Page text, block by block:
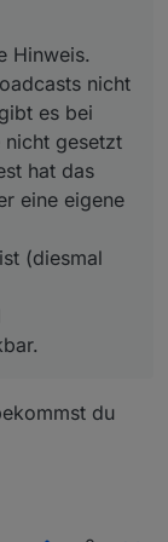
eine eigene
(diesmal dann
Hinweis.
nicht
es bei
nicht gesetzt
hat das
eine eigene
(diesmal
du